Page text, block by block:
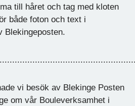
till håret och tag med kloten
både foton och text i
Blekingeposten.
vi besök av Blekinge Posten
om vår Bouleverksamhet i